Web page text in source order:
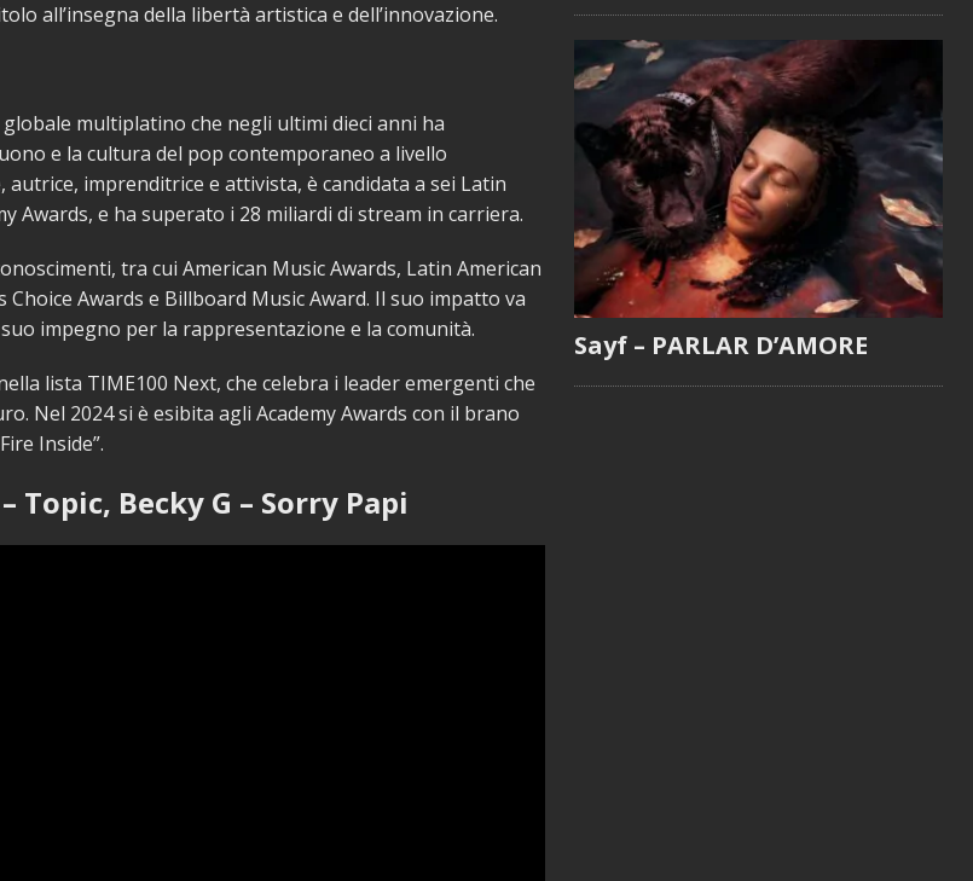
all’insegna della libertà artistica e dell’innovazione.
multiplatino che negli ultimi dieci anni ha
e la cultura del pop contemporaneo a livello
autrice, imprenditrice e attivista, è candidata a sei Latin
Awards, e ha superato i 28 miliardi di stream in carriera.
tra cui American Music Awards, Latin American
Choice Awards e Billboard Music Award. Il suo impatto va
impegno per la rappresentazione e la comunità.
lista TIME100 Next, che celebra i leader emergenti che
Nel 2024 si è esibita agli Academy Awards con il brano
Inside”.
Topic, Becky G – Sorry Papi
Sayf – PARLAR D’AMORE